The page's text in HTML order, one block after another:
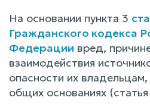
На основании пункта 3
Гражданского кодекса
Федерации вред,
взаимодействия
опасности их
общих основаниях